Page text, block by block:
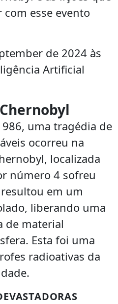
esse evento
de 2024 às
Artificial
uma tragédia de
ocorreu na
localizada
número 4 sofreu
em um
liberando uma
de material
Esta foi uma
radioativas da